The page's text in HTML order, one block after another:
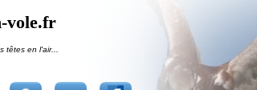
vole.fr
têtes en l'air...